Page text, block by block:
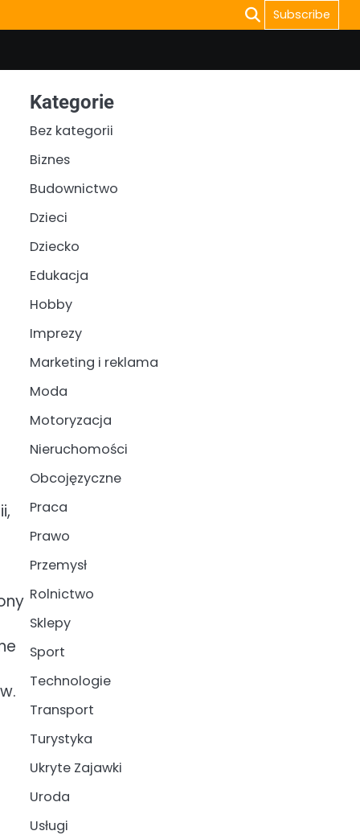
Subscribe
Kategorie
Bez kategorii
Biznes
Budownictwo
Dzieci
Dziecko
Edukacja
Hobby
Imprezy
Marketing i reklama
Moda
Motoryzacja
Nieruchomości
Obcojęzyczne
Praca
Prawo
Przemysł
Rolnictwo
Sklepy
Sport
Technologie
Transport
Turystyka
Ukryte Zajawki
Uroda
Usługi